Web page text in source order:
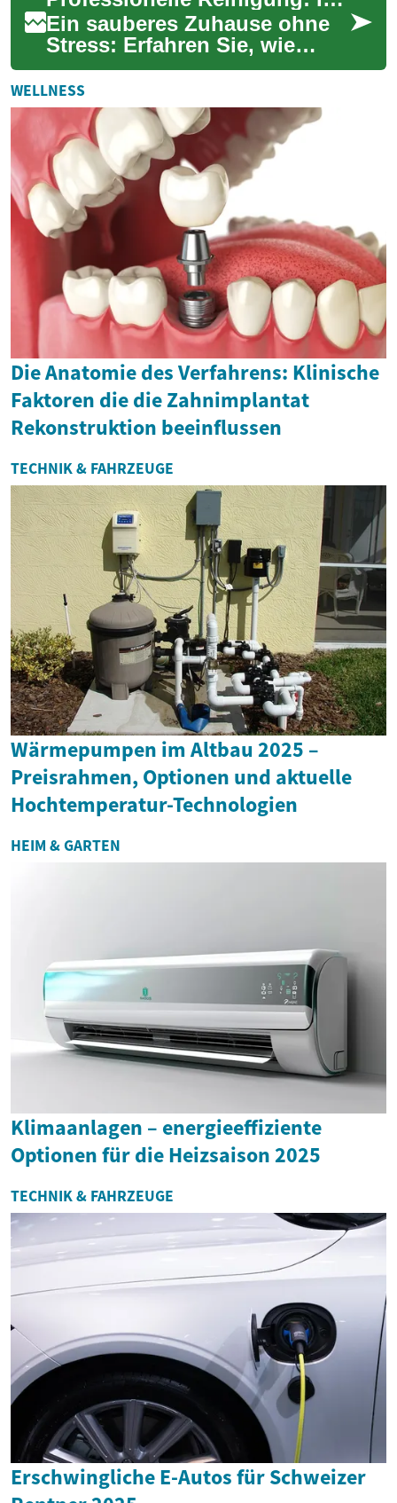
das...
Ein sauberes Zuhause ohne
Stress: Erfahren Sie, wie
professionelle
Reinigungsservices Zeit
sparen und für Hygiene sor...
WELLNESS
Die Anatomie des Verfahrens: Klinische
Faktoren die die Zahnimplantat
Rekonstruktion beeinflussen
TECHNIK & FAHRZEUGE
Wärmepumpen im Altbau 2025 –
Preisrahmen, Optionen und aktuelle
Hochtemperatur-Technologien
HEIM & GARTEN
Klimaanlagen – energieeffiziente
Optionen für die Heizsaison 2025
TECHNIK & FAHRZEUGE
Erschwingliche E-Autos für Schweizer